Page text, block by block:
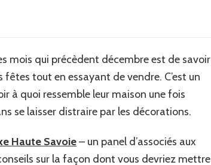
mois qui précèdent décembre est de savoir
tout en essayant de vendre. C’est un
à quoi ressemble leur maison une fois
se laisser distraire par les décorations.
Haute Savoie– un panel d’associés aux
sur la façon dont vous devriez mettre